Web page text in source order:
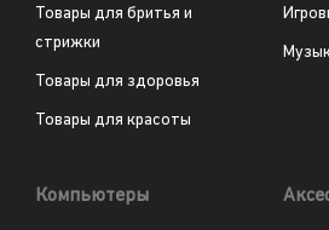
Товары для бритья и
стрижки
Товары для здоровья
Товары для красоты
Компьютеры